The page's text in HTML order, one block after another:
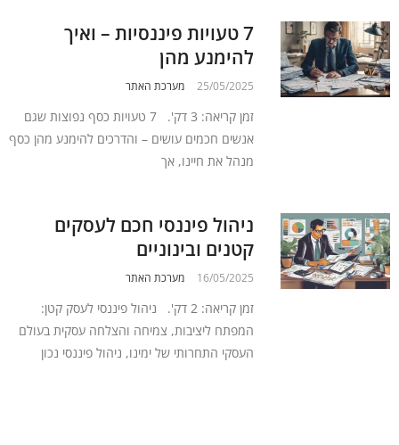
7 טעויות פיננסיות – ואיך
להימנע מהן
25/05/2025 מערכת האתר
זמן קריאה: 3 דק'. 7 טעויות כסף נפוצות שגם
אנשים חכמים עושים – והדרכים להימנע מהן כסף
מנהל את חיינו, אך
ניהול פיננסי חכם לעסקים
קטנים ובינוניים
16/05/2025 מערכת האתר
זמן קריאה: 2 דק'. ניהול פיננסי לעסק קטן:
המפתח ליציבות, צמיחה והצלחה עסקית בעולם
העסקי התחרותי של ימינו, ניהול פיננסי נכון